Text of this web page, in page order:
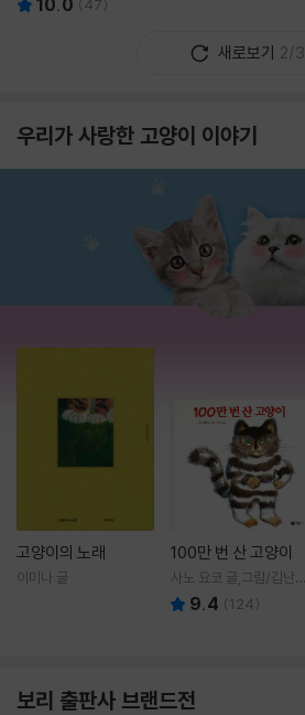
10.0 (47)
새로보기 2/3
우리가 사랑한 고양이 이야기
고양이의 노래
이미나 글
100만 번 산 고양이
사노 요코 글,그림/김난주
역 9.4 (124)
보리 출판사 브랜드전